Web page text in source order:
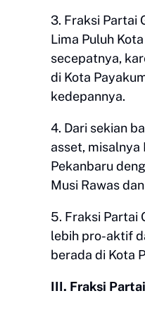
3. Fraksi Partai
Lima Puluh
secepatnya,
di Kota
kedepannya.
4. Dari sekian
asset, misalnya
Pekanbaru
Musi Rawas
5. Fraksi Partai
lebih pro-aktif
berada di Kota
III. Fraksi